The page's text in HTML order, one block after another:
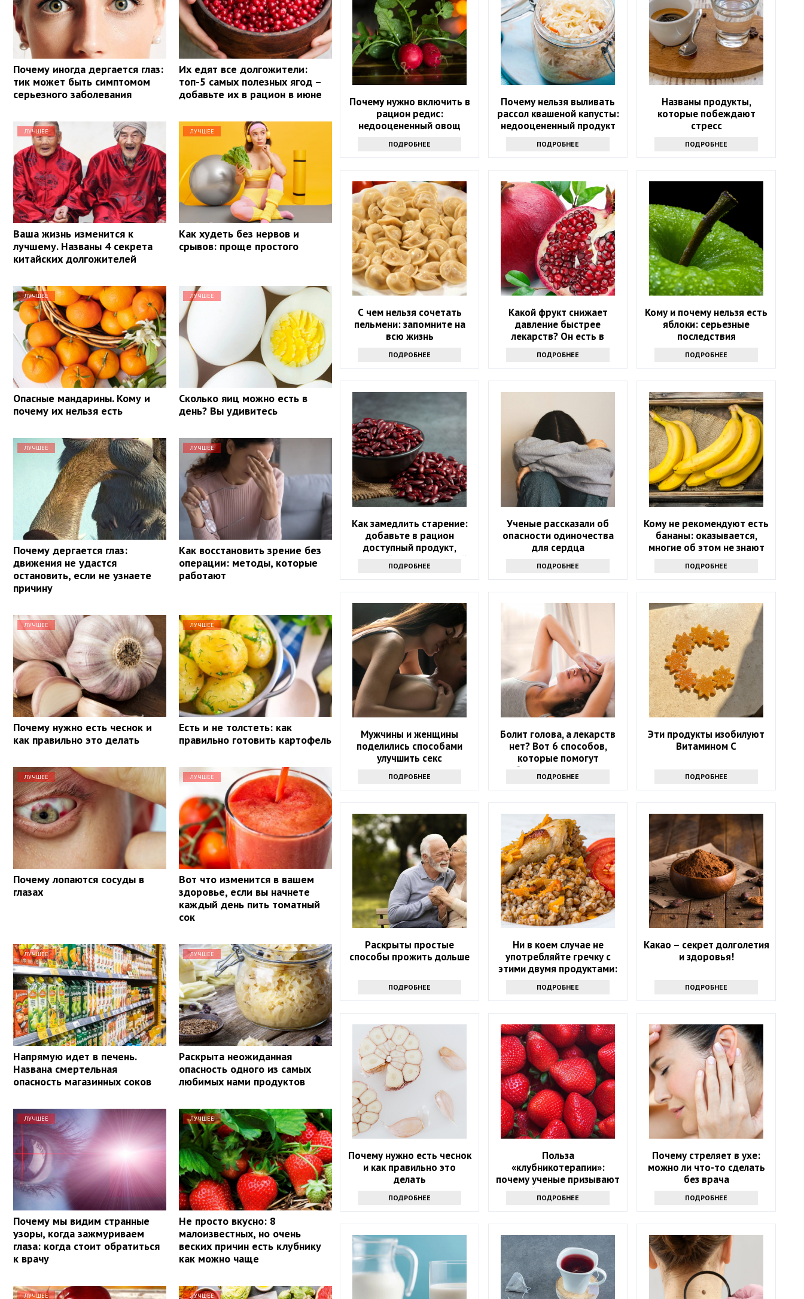
Почему иногда дергается глаз:
тик может быть симптомом
серьезного заболевания
Их едят все долгожители:
топ-5 самых полезных ягод –
добавьте их в рацион в июне
ЛУЧШЕЕ
Ваша жизнь изменится к
лучшему. Названы 4 секрета
китайских долгожителей
ЛУЧШЕЕ
Как худеть без нервов и
срывов: проще простого
ЛУЧШЕЕ
Опасные мандарины. Кому и
почему их нельзя есть
ЛУЧШЕЕ
Сколько яиц можно есть в
день? Вы удивитесь
ЛУЧШЕЕ
Почему дергается глаз:
движения не удастся
остановить, если не узнаете
причину
ЛУЧШЕЕ
Как восстановить зрение без
операции: методы, которые
работают
ЛУЧШЕЕ
Почему нужно есть чеснок и
как правильно это делать
ЛУЧШЕЕ
Есть и не толстеть: как
правильно готовить картофель
ЛУЧШЕЕ
Почему лопаются сосуды в
глазах
ЛУЧШЕЕ
Вот что изменится в вашем
здоровье, если вы начнете
каждый день пить томатный
сок
ЛУЧШЕЕ
Напрямую идет в печень.
Названа смертельная
опасность магазинных соков
ЛУЧШЕЕ
Раскрыта неожиданная
опасность одного из самых
любимых нами продуктов
ЛУЧШЕЕ
Почему мы видим странные
узоры, когда зажмуриваем
глаза: когда стоит обратиться
к врачу
ЛУЧШЕЕ
Не просто вкусно: 8
малоизвестных, но очень
веских причин есть клубнику
как можно чаще
ЛУЧШЕЕ ЛУЧШЕЕ
Почему нужно включить в
рацион редис:
недооцененный овощ
ПОДРОБНЕЕ
Почему нельзя выливать
рассол квашеной капусты:
недооцененный продукт
ПОДРОБНЕЕ
Названы продукты,
которые побеждают
стресс
ПОДРОБНЕЕ
С чем нельзя сочетать
пельмени: запомните на
всю жизнь
ПОДРОБНЕЕ
Какой фрукт снижает
давление быстрее
лекарств? Он есть в
ПОДРОБНЕЕ
Кому и почему нельзя есть
яблоки: серьезные
последствия
ПОДРОБНЕЕ
Как замедлить старение:
добавьте в рацион
доступный продукт,
который есть на каждой
кухне
ПОДРОБНЕЕ
Ученые рассказали об
опасности одиночества
для сердца
ПОДРОБНЕЕ
Кому не рекомендуют есть
бананы: оказывается,
многие об этом не знают
ПОДРОБНЕЕ
Мужчины и женщины
поделились способами
улучшить секс
ПОДРОБНЕЕ
Болит голова, а лекарств
нет? Вот 6 способов,
которые помогут
избавиться от напасти
ПОДРОБНЕЕ
Эти продукты изобилуют
Витамином С
ПОДРОБНЕЕ
Раскрыты простые
способы прожить дольше
ПОДРОБНЕЕ
Ни в коем случае не
употребляйте гречку с
этими двумя продуктами:
последствия
ПОДРОБНЕЕ
Какао – секрет долголетия
и здоровья!
ПОДРОБНЕЕ
Почему нужно есть чеснок
и как правильно это
делать
ПОДРОБНЕЕ
Польза
«клубникотерапии»:
почему ученые призывают
людей в возрасте 50+
налегать на эту ягоду
ПОДРОБНЕЕ
Почему стреляет в ухе:
можно ли что-то сделать
без врача
ПОДРОБНЕЕ